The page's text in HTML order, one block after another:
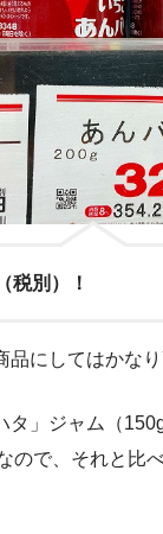
税別）！
品にしてはかなり
タ」ジャム（
ので、それと比